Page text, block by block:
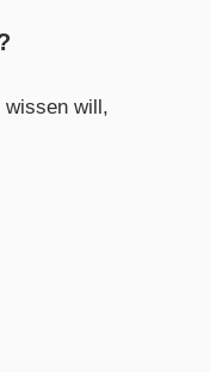
wissen will,